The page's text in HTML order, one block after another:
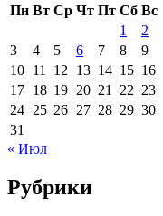
Пн Вт Ср Чт Пт Сб Вс
1
2
3
4 5 6 7 8
9
10 11 12 13 14 15 16
17 18 19 20 21 22 23
24 25 26 27 28 29 30
31
« Июл
Рубрики